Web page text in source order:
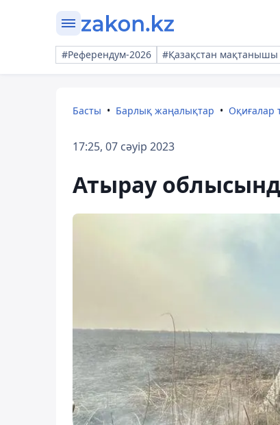
#Референдум-2026 #Қазақстан мақтанышы
Басты Барлық жаңалықтар Оқиғалар
17:25, 07 сәуір 2023
Атырау